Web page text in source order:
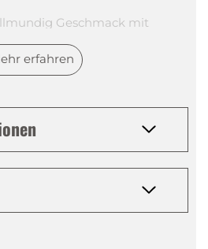
Geschmack mit
dunkle Schokolade,
Abgang.
erfahren